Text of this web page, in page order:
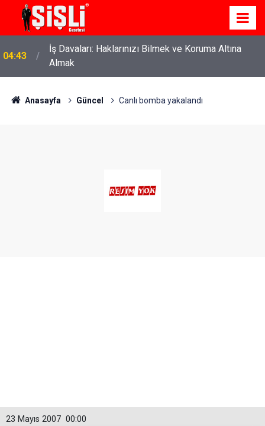
04:43
İş Davaları: Haklarınızı Bilmek ve Koruma Altına
Almak
Anasayfa Güncel Canlı bomba yakalandı
00:00
23 Mayıs 2007